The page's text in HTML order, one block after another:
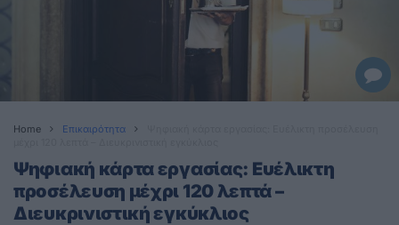
Home Επικαιρότητα
Ψηφιακή κάρτα εργασίας: Ευέλικτη
προσέλευση μέχρι 120 λεπτά –
Διευκρινιστική εγκύκλιος